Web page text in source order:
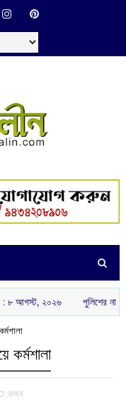
২০২৬ পুলিশের নাম ভাঙিয়ে
কর্মশালা
,রাজ্য